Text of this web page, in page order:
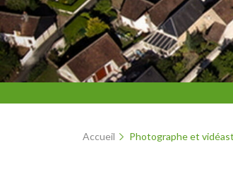
Accueil Photographe et